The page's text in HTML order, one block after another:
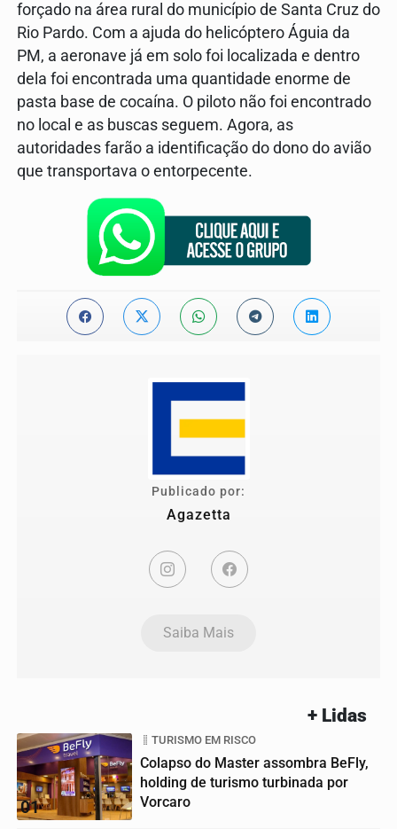
forçado na área rural do município de Santa Cruz do
Rio Pardo. Com a ajuda do helicóptero Águia da
PM, a aeronave já em solo foi localizada e dentro
dela foi encontrada uma quantidade enorme de
pasta base de cocaína. O piloto não foi encontrado
no local e as buscas seguem. Agora, as
autoridades farão a identificação do dono do avião
que transportava o entorpecente.
Publicado por:
Agazetta
Saiba Mais
+ Lidas
01
TURISMO EM RISCO
Colapso do Master assombra BeFly,
holding de turismo turbinada por
Vorcaro